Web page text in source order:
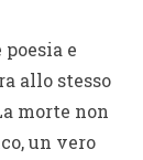
e
allo stesso
morte non
un vero